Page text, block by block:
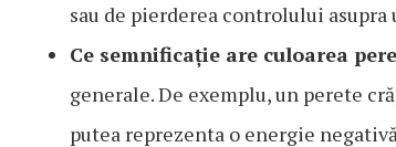
sau de pierderea controlului
Ce semnificație are culoarea
generale. De exemplu, un perete
putea reprezenta o energie